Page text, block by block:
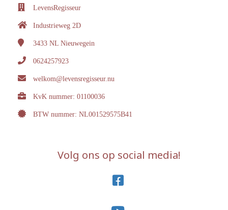
LevensRegisseur
Industrieweg 2D
3433 NL Nieuwegein
0624257923
welkom@levensregisseur.nu
KvK nummer: 01100036
BTW nummer: NL001529575B41
Volg ons op social media!